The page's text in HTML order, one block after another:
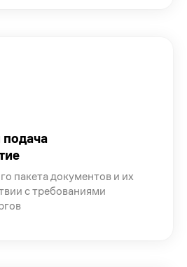
пакета документов и их
с требованиями